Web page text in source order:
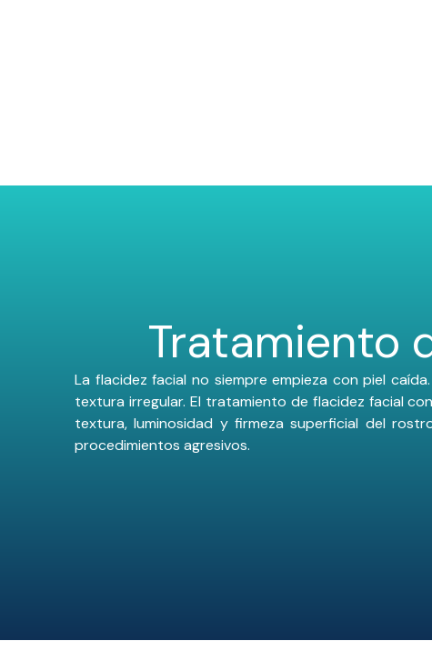
Tratamiento
La flacidez facial no siempre empieza con piel
textura irregular. El tratamiento de flacidez facial
textura, luminosidad y firmeza superficial del
procedimientos agresivos.